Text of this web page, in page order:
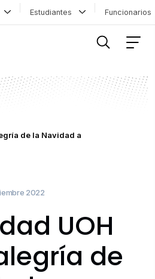
Estudiantes
de la Navidad a
2022
UOH
de